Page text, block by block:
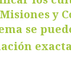
y
se